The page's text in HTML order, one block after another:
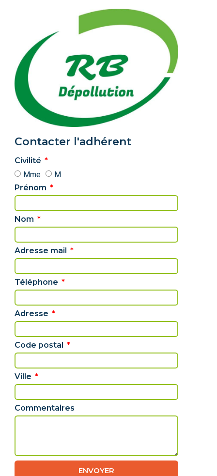
Contacter l'adhérent
Civilité
Mme
M
Prénom
Nom
Adresse mail
Téléphone
Adresse
Code postal
Ville
Commentaires
ENVOYER